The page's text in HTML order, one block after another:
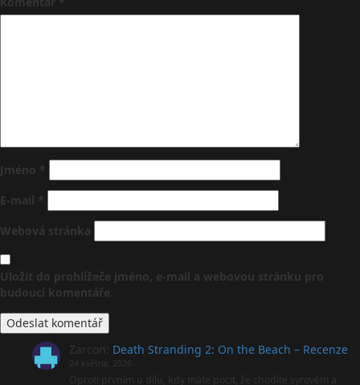
Jméno *
E-mail *
Webová stránka
Uložit do prohlížeče jméno, e-mail a webovou stránku pro
budoucí komentáře.
Zarcon Death Stranding 2: On the Beach – Recenze
24 května, 2026
Oproti prvním u dílu, kdy máte pocit, že chodíte syrovém a